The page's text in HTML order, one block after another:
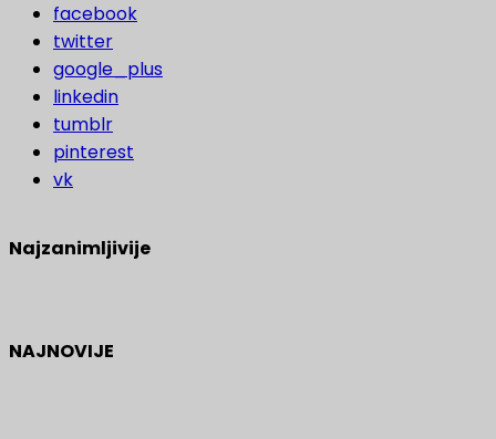
facebook
twitter
google_plus
linkedin
tumblr
pinterest
vk
Najzanimljivije
NAJNOVIJE